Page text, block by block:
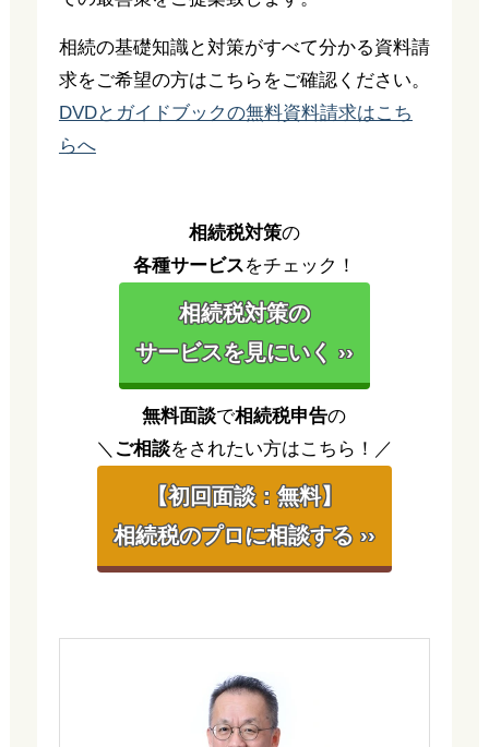
相続の基礎知識と対策がすべて分かる資料請
求をご希望の方はこちらをご確認ください。
DVDとガイドブックの無料資料請求はこち
らへ
相続税対策の
各種サービスをチェック！
相続税対策の
サービスを見にいく ››
無料面談で相続税申告の
＼ ご相談をされたい方はこちら！／
【初回面談：無料】
相続税のプロに相談する ››